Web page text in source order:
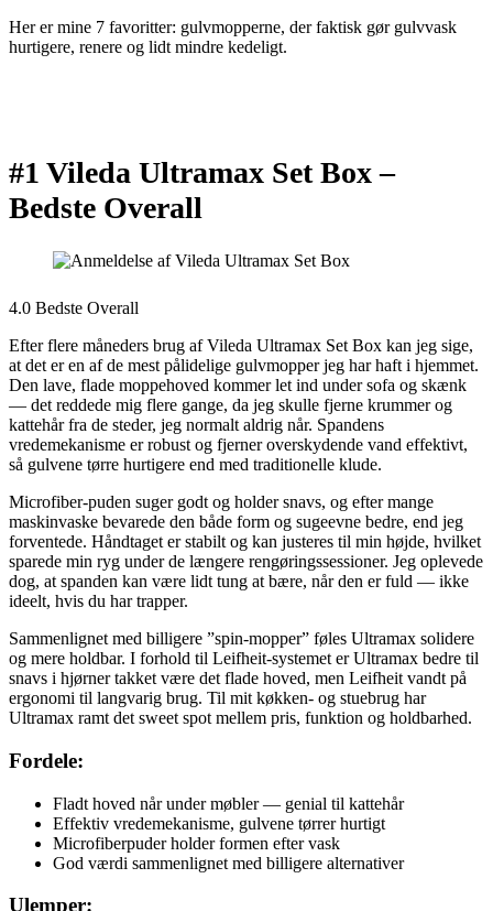
Her er mine 7 favoritter: gulvmopperne, der faktisk gør gulvvask
hurtigere, renere og lidt mindre kedeligt.
#1 Vileda Ultramax Set Box –
Bedste Overall
4.0 Bedste Overall
Efter flere måneders brug af Vileda Ultramax Set Box kan jeg sige,
at det er en af de mest pålidelige gulvmopper jeg har haft i hjemmet.
Den lave, flade moppehoved kommer let ind under sofa og skænk
— det reddede mig flere gange, da jeg skulle fjerne krummer og
kattehår fra de steder, jeg normalt aldrig når. Spandens
vredemekanisme er robust og fjerner overskydende vand effektivt,
så gulvene tørre hurtigere end med traditionelle klude.
Microfiber-puden suger godt og holder snavs, og efter mange
maskinvaske bevarede den både form og sugeevne bedre, end jeg
forventede. Håndtaget er stabilt og kan justeres til min højde, hvilket
sparede min ryg under de længere rengøringssessioner. Jeg oplevede
dog, at spanden kan være lidt tung at bære, når den er fuld — ikke
ideelt, hvis du har trapper.
Sammenlignet med billigere ”spin-mopper” føles Ultramax solidere
og mere holdbar. I forhold til Leifheit-systemet er Ultramax bedre til
snavs i hjørner takket være det flade hoved, men Leifheit vandt på
ergonomi til langvarig brug. Til mit køkken- og stuebrug har
Ultramax ramt det sweet spot mellem pris, funktion og holdbarhed.
Fordele:
Fladt hoved når under møbler — genial til kattehår
Effektiv vredemekanisme, gulvene tørrer hurtigt
Microfiberpuder holder formen efter vask
God værdi sammenlignet med billigere alternativer
Ulemper: